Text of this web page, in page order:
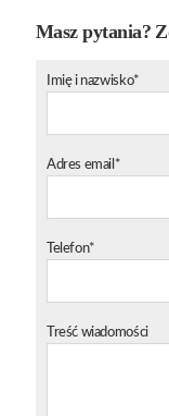
Masz pytania?
Imię i nazwisko*
Adres email*
Telefon*
Treść wiadomości